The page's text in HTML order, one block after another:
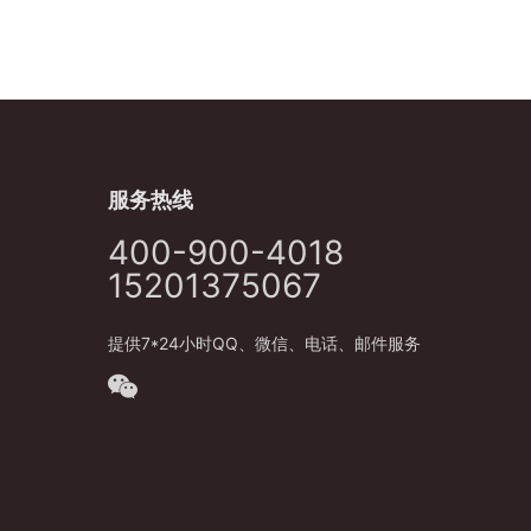
服务热线
400-900-4018
15201375067
提供7*24小时QQ、微信、电话、邮件服务